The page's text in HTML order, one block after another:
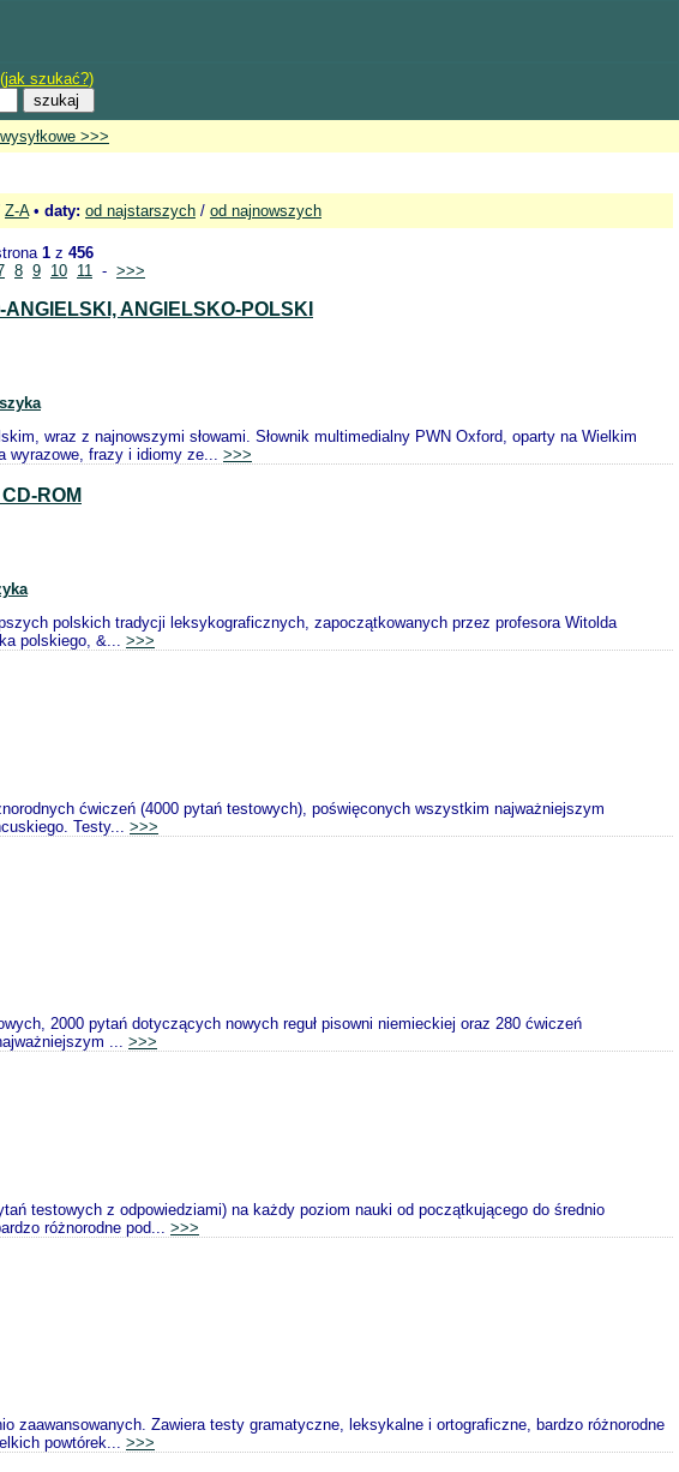
jak szukać?)
>>>
Z-A• daty: od najstarszych / od najnowszych
1 z 456
8 9 10 11 - >>>
ANGIELSKO-POLSKI
wraz z najnowszymi słowami. Słownik multimedialny PWN Oxford, oparty na Wielkim
wyrazowe, frazy i idiomy ze... >>>
ROM
polskich tradycji leksykograficznych, zapoczątkowanych przez profesora Witolda
polskiego, &... >>>
ćwiczeń (4000 pytań testowych), poświęconych wszystkim najważniejszym
Testy... >>>
2000 pytań dotyczących nowych reguł pisowni niemieckiej oraz 280 ćwiczeń
... >>>
testowych z odpowiedziami) na każdy poziom nauki od początkującego do średnio
różnorodne pod... >>>
zaawansowanych. Zawiera testy gramatyczne, leksykalne i ortograficzne, bardzo różnorodne
powtórek... >>>